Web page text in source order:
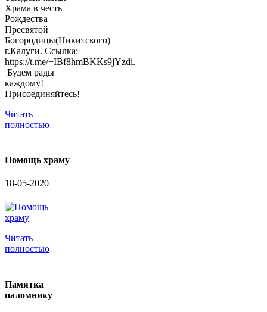
Храма в честь
Рождества
Пресвятой
Богородицы(Никитского)
г.Калуги. Ссылка:
https://t.me/+IBf8hmBKKs9jYzdi.
Будем рады
каждому!
Присоединяйтесь!
Читать
полностью
Помощь храму
18-05-2020
Читать
полностью
Памятка
паломнику